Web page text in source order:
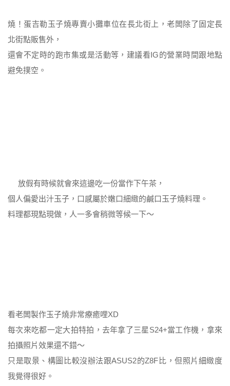
燒！蛋吉勒玉子燒專賣小攤車位在長北街上，老闆除了固定長
北街點販售外，
還會不定時的跑市集或是活動等，建議看IG的營業時間跟地點
避免撲空。
放假有時候就會來這邊吃一份當作下午茶，
個人偏愛出汁玉子，口感屬於嫩口細緻的鹹口玉子燒料理。
料理都現點現做，人一多會稍微等候一下～
看老闆製作玉子燒非常療癒哩XD
每次來吃都一定大拍特拍，去年拿了三星S24+當工作機，拿來
拍攝照片效果還不錯～
只是取景、構圖比較沒辦法跟ASUS2的Z8F比，但照片細緻度
我覺得很好。